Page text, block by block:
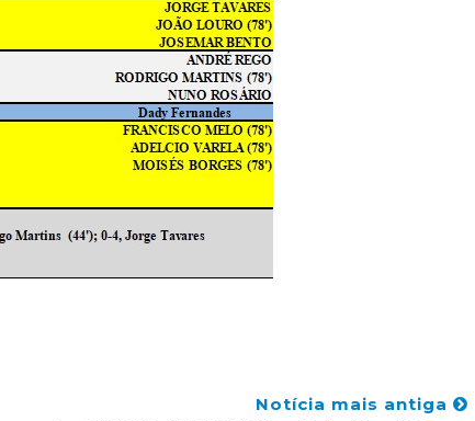
Notícia mais antiga